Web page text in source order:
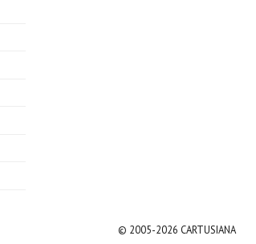
© 2005-2026 CARTUSIANA